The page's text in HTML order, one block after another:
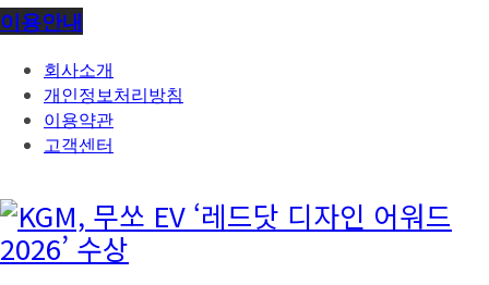
이용안내
회사소개
개인정보처리방침
이용약관
고객센터